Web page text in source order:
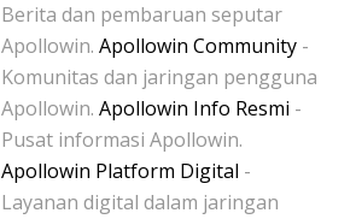
Berita dan pembaruan seputar
Apollowin. Apollowin Community -
Komunitas dan jaringan pengguna
Apollowin. Apollowin Info Resmi -
Pusat informasi Apollowin.
Apollowin Platform Digital -
Layanan digital dalam jaringan